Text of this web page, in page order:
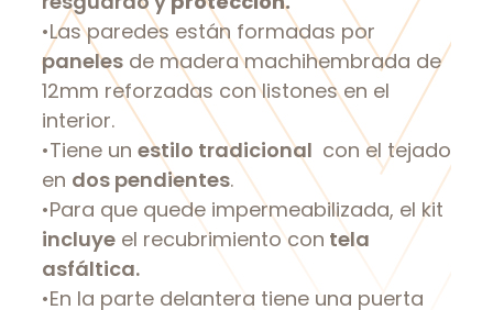
•Las paredes están formadas por
paneles de madera machihembrada de
12mm reforzadas con listones en el
interior.
•Tiene un estilo tradicional con el tejado
en dos pendientes.
•Para que quede impermeabilizada, el kit
incluye el recubrimiento con tela
asfáltica.
•En la parte delantera tiene una puerta